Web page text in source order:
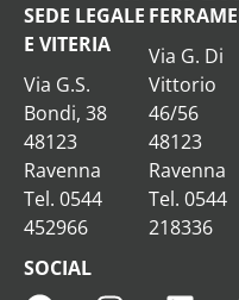
SEDE LEGALE
E VITERIA
Via G.S.
Bondi, 38
48123
Ravenna
Tel. 0544
452966
Via G. Di
Vittorio
46/56
48123
Ravenna
Tel. 0544
218336
SOCIAL